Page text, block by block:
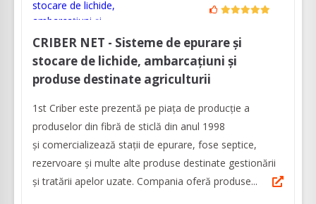
CRIBER NET - Sisteme de epurare și
stocare de lichide, ambarcațiuni și
produse destinate agriculturii
1st Criber este prezentă pe piața de producție a
produselor din fibră de sticlă din anul 1998
și comercializează stații de epurare, fose septice,
rezervoare și multe alte produse destinate gestionării
și tratării apelor uzate. Compania oferă produse...